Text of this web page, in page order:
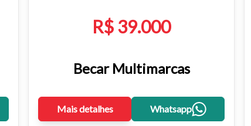
R$ 39.000
Becar Multimarcas
Mais detalhes Whatsapp